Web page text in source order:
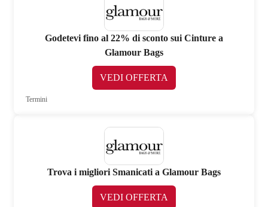
Godetevi fino al 22% di sconto sui Cinture a
Glamour Bags
VEDI OFFERTA
Termini
Trova i migliori Smanicati a Glamour Bags
VEDI OFFERTA